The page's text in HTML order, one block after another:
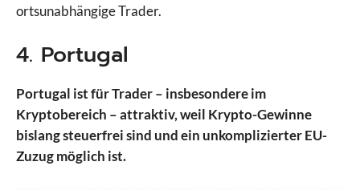
ortsunabhängige Trader.
4. Portugal
Portugal ist für Trader – insbesondere im
Kryptobereich – attraktiv, weil Krypto-Gewinne
bislang steuerfrei sind und ein unkomplizierter EU-
Zuzug möglich ist.